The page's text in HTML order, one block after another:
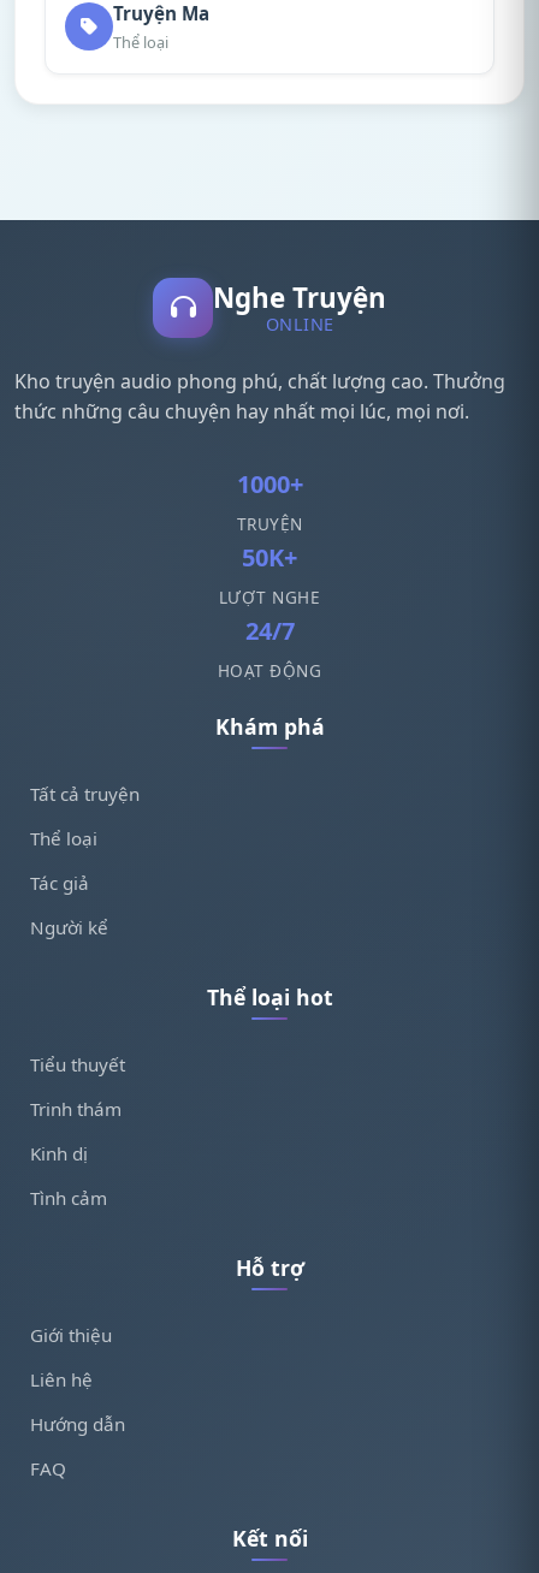
Truyện Ma
Thể loại
Nghe Truyện
ONLINE
Kho truyện audio phong phú, chất lượng cao. Thưởng
thức những câu chuyện hay nhất mọi lúc, mọi nơi.
1000+
TRUYỆN
50K+
LƯỢT NGHE
24/7
HOẠT ĐỘNG
Khám phá
Tất cả truyện
Thể loại
Tác giả
Người kể
Thể loại hot
Tiểu thuyết
Trinh thám
Kinh dị
Tình cảm
Hỗ trợ
Giới thiệu
Liên hệ
Hướng dẫn
FAQ
Kết nối